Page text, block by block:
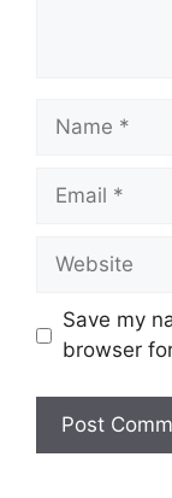
Name
Email
Website
Save my
browser